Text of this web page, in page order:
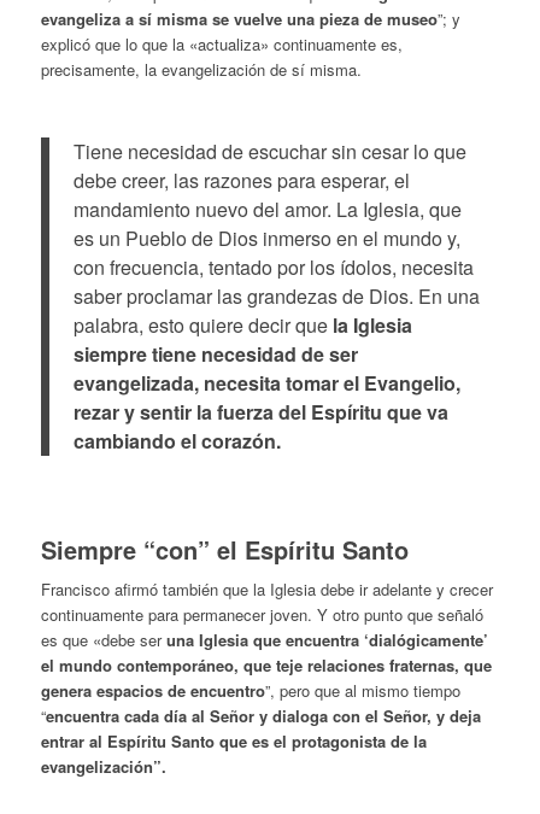
evangeliza a sí misma se vuelve una pieza de museo”; y
explicó que lo que la «actualiza» continuamente es,
precisamente, la evangelización de sí misma.
Tiene necesidad de escuchar sin cesar lo que
debe creer, las razones para esperar, el
mandamiento nuevo del amor. La Iglesia, que
es un Pueblo de Dios inmerso en el mundo y,
con frecuencia, tentado por los ídolos, necesita
saber proclamar las grandezas de Dios. En una
palabra, esto quiere decir quela Iglesia
siempre tiene necesidad de ser
evangelizada, necesita tomar el Evangelio,
rezar y sentir la fuerza del Espíritu que va
cambiando el corazón.
Siempre “con” el Espíritu Santo
Francisco afirmó también que la Iglesia debe ir adelante y crecer
continuamente para permanecer joven. Y otro punto que señaló
es que «debe seruna Iglesia que encuentra ‘dialógicamente’
el mundo contemporáneo, que teje relaciones fraternas, que
genera espacios de encuentro”, pero que al mismo tiempo
“encuentra cada día al Señor y dialoga con el Señor, y deja
entrar al Espíritu Santo que es el protagonista de la
evangelización”.